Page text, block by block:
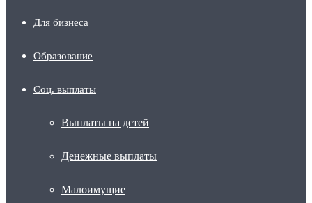
Для бизнеса
Образование
Соц. выплаты
Выплаты на детей
Денежные выплаты
Малоимущие